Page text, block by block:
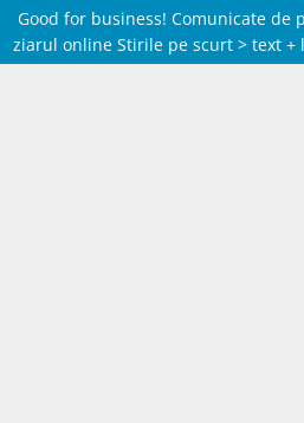
Good for business! Comunicate de
ziarul online Stirile pe scurt > text +